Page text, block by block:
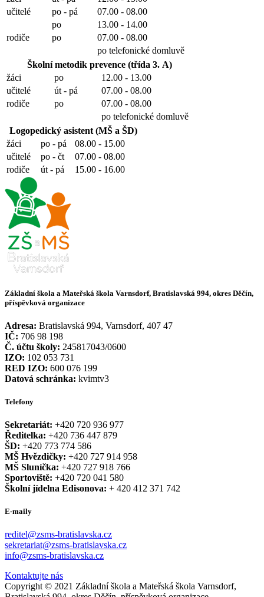
učitelé
po - pá
07.00 - 08.00
po
13.00 - 14.00
rodiče
po
07.00 - 08.00
po telefonické domluvě
Školní metodik prevence (třída 3. A)
žáci
po
12.00 - 13.00
učitelé
út - pá
07.00 - 08.00
rodiče
po
07.00 - 08.00
po telefonické domluvě
Logopedický asistent (MŠ a ŠD)
žáci
po - pá
08.00 - 15.00
učitelé
po - čt
07.00 - 08.00
rodiče
út - pá 15.00 - 16.00
Základní škola a Mateřská škola Varnsdorf, Bratislavská 994, okres Děčín,
příspěvková organizace
Adresa: Bratislavská 994, Varnsdorf, 407 47
IČ: 706 98 198
Č. účtu školy: 245817043/0600
IZO: 102 053 731
RED IZO: 600 076 199
Datová schránka: kvimtv3
Telefony
Sekretariát: +420 720 936 977
Ředitelka: +420 736 447 879
ŠD: +420 773 774 586
MŠ Hvězdičky: +420 727 914 958
MŠ Sluníčka: +420 727 918 766
Sportoviště: +420 720 041 580
Školní jídelna Edisonova: + 420 412 371 742
E-maily
reditel@zsms-bratislavska.cz
sekretariat@zsms-bratislavska.cz
info@zsms-bratislavska.cz
Kontaktujte nás
Copyright © 2021 Základní škola a Mateřská škola Varnsdorf,